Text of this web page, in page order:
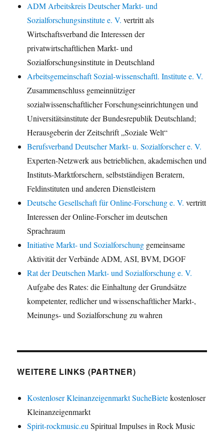
ADM Arbeitskreis Deutscher Markt- und
Sozialforschungsinstitute e. V. vertritt als
Wirtschaftsverband die Interessen der
privatwirtschaftlichen Markt- und
Sozialforschungsinstitute in Deutschland
Arbeitsgemeinschaft Sozial-wissenschaftl. Institute e. V.
Zusammenschluss gemeinnütziger
sozialwissenschaftlicher Forschungseinrichtungen und
Universitätsinstitute der Bundesrepublik Deutschland;
Herausgeberin der Zeitschrift „Soziale Welt“
Berufsverband Deutscher Markt- u. Sozialforscher e. V.
Experten-Netzwerk aus betrieblichen, akademischen und
Instituts-Marktforschern, selbstständigen Beratern,
Feldinstituten und anderen Dienstleistern
Deutsche Gesellschaft für Online-Forschung e. V. vertritt
Interessen der Online-Forscher im deutschen
Sprachraum
Initiative Markt- und Sozialforschung gemeinsame
Aktivität der Verbände ADM, ASI, BVM, DGOF
Rat der Deutschen Markt- und Sozialforschung e. V.
Aufgabe des Rates: die Einhaltung der Grundsätze
kompetenter, redlicher und wissenschaftlicher Markt-,
Meinungs- und Sozialforschung zu wahren
WEITERE LINKS (PARTNER)
Kostenloser Kleinanzeigenmarkt SucheBietekostenloser
Kleinanzeigenmarkt
Spirit-rockmusic.eu Spiritual Impulses in Rock Music